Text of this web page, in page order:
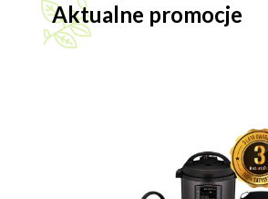
Aktualne promocje